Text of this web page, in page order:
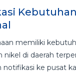
Kebutuhan
memiliki
nikel di daerah
notifikasi ke pusat